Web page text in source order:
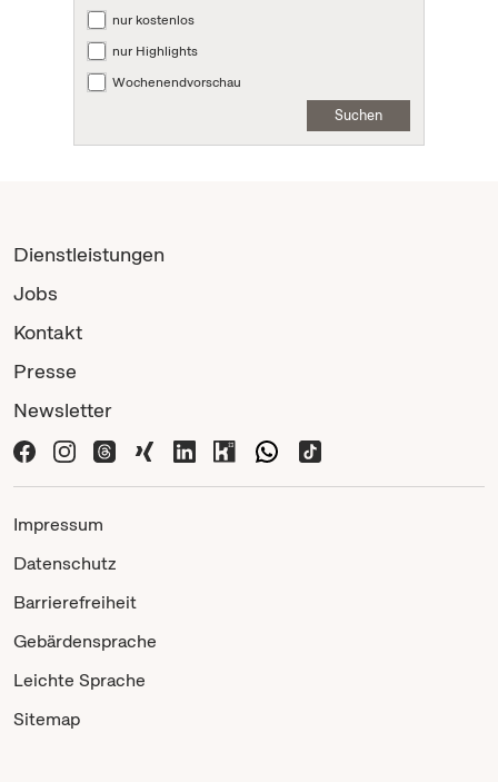
nur kostenlos
nur Highlights
Wochenendvorschau
Suchen
Dienstleistungen
Jobs
Kontakt
Presse
Newsletter
Impressum
Datenschutz
Barrierefreiheit
Gebärdensprache
Leichte Sprache
Sitemap